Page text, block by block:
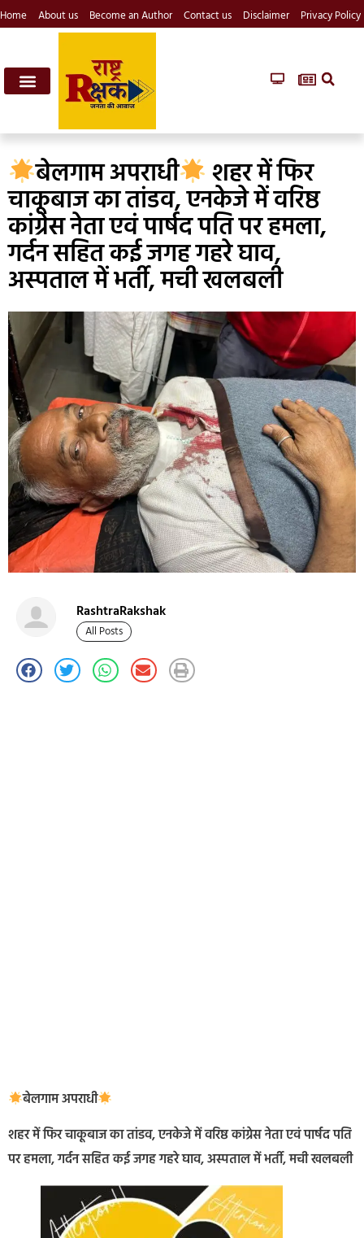
Home About us Become an Author Contact us Disclaimer Privacy Policy
बेलगाम अपराधी शहर में फिर
चाकूबाज का तांडव, एनकेजे में वरिष्ठ
कांग्रेस नेता एवं पार्षद पति पर हमला,
गर्दन सहित कई जगह गहरे घाव,
अस्पताल में भर्ती, मची खलबली
RashtraRakshak
All Posts
बेलगाम अपराधी
शहर में फिर चाकूबाज का तांडव, एनकेजे में वरिष्ठ कांग्रेस नेता एवं पार्षद पति
पर हमला, गर्दन सहित कई जगह गहरे घाव, अस्पताल में भर्ती, मची खलबली